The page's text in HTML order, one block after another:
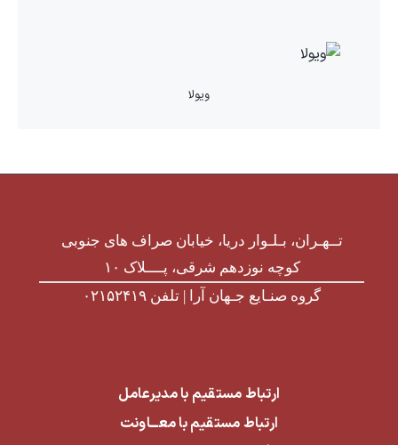
ویولا
تــهـران، بـلـوار دریا، خیابان صراف های جنوبی
کوچه نوزدهم شرقی، پــــلاک ۱۰
گروه صنـایع جـهان آرا | تلفن ۰۲۱۵۲۴۱۹
ارتباط مستقیم با مدیرعامل
ارتباط مستقیم با معـــاونت